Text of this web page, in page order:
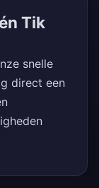
Tik
snelle
direct een